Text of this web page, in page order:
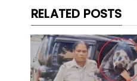
RELATED POSTS